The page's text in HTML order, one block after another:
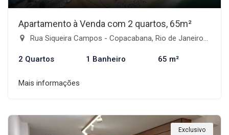
Apartamento à Venda com 2 quartos, 65m²
Rua Siqueira Campos - Copacabana, Rio de Janeiro-RJ
2 Quartos 1 Banheiro 65 m²
Mais informações
Exclusivo